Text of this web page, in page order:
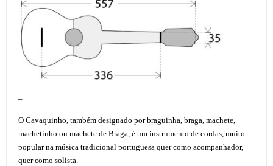
–
O Cavaquinho, também designado por braguinha, braga, machete,
machetinho ou machete de Braga, é um instrumento de cordas, muito
popular na música tradicional portuguesa quer como acompanhador,
quer como solista.